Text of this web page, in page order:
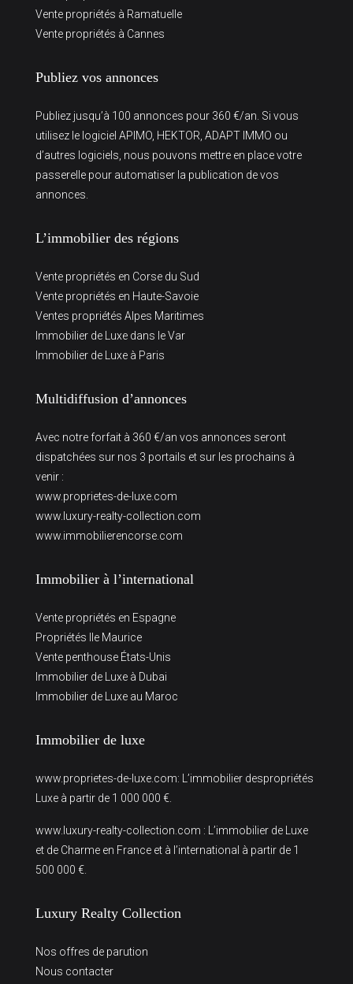
Vente propriétés à Ramatuelle
Vente propriétés à Cannes
Publiez vos annonces
Publiez jusqu’à 100 annonces pour 360 €/an. Si vous
utilisez le logiciel APIMO, HEKTOR, ADAPT IMMO ou
d’autres logiciels, nous pouvons mettre en place votre
passerelle pour automatiser la publication de vos
annonces.
L’immobilier des régions
Vente propriétés en Corse du Sud
Vente propriétés en Haute-Savoie
Ventes propriétés Alpes Maritimes
Immobilier de Luxe dans le Var
Immobilier de Luxe à Paris
Multidiffusion d’annonces
Avec notre forfait à 360 €/an vos annonces seront
dispatchées sur nos 3 portails et sur les prochains à
venir :
www.proprietes-de-luxe.com
www.luxury-realty-collection.com
www.immobilierencorse.com
Immobilier à l’international
Vente propriétés en Espagne
Propriétés Ile Maurice
Vente penthouse États-Unis
Immobilier de Luxe à Dubai
Immobilier de Luxe au Maroc
Immobilier de luxe
www.proprietes-de-luxe.com: L’immobilier despropriétés
Luxe à partir de 1 000 000 €.
www.luxury-realty-collection.com : L’immobilier de Luxe
et de Charme en France et à l’international à partir de 1
500 000 €.
Luxury Realty Collection
Nos offres de parution
Nous contacter